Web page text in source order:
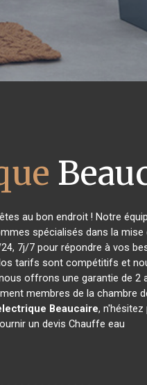
au bon endroit ! Notre
spécialisés dans la mise
7j/7 pour répondre à vos
tarifs sont compétitifs et
offrons une garantie de 2
membres de la chambre
Beaucaire,
un devis Chauffe eau